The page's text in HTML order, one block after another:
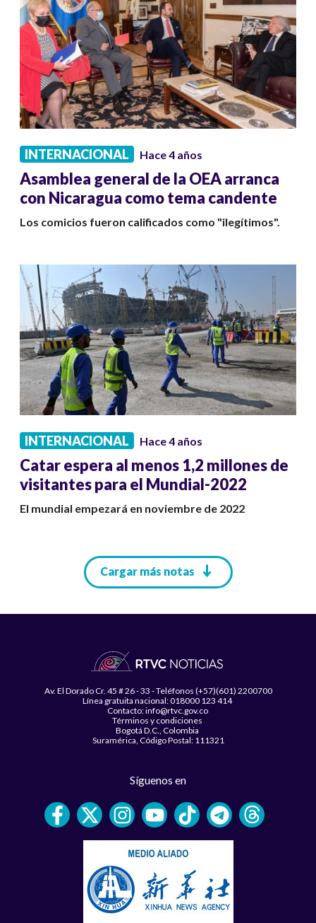
INTERNACIONAL Hace 4 años
Asamblea general de la OEA arranca
con Nicaragua como tema candente
Los comicios fueron calificados como "ilegítimos".
INTERNACIONAL Hace 4 años
Catar espera al menos 1,2 millones de
visitantes para el Mundial-2022
El mundial empezará en noviembre de 2022
Cargar más notas
Av. El Dorado Cr. 45 # 26 - 33 - Teléfonos (+57)(601) 2200700
Línea gratuita nacional: 018000 123 414
Contacto: info@rtvc.gov.co
Términos y condiciones
Bogotá D.C., Colombia
Suramérica, Código Postal: 111321
Síguenos en